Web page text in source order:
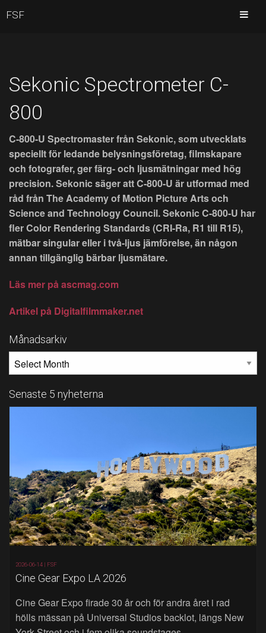
Sekonic Spectrometer C-
800
C-800-U Spectromaster från Sekonic, som utvecklats
speciellt för ledande belysningsföretag, filmskapare
och fotografer, ger färg- och ljusmätningar med hög
precision. Sekonic säger att C-800-U är utformad med
råd från The Academy of Motion Picture Arts och
Science and Technology Council. Sekonic C-800-U har
fler Color Rendering Standards (CRI-Ra, R1 till R15),
mätbar singular eller i två-ljus jämförelse, än någon
annan tillgänglig bärbar ljusmätare.
Läs mer på ascmag.com
Artikel på Digitalfilmmaker.net
Månadsarkiv
Senaste 5 nyheterna
2026-06-14 | FSF
Cine Gear Expo LA 2026
Cine Gear Expo firade 30 år och för andra året i rad
hölls mässan på Universal Studios backlot, längs New
FSF